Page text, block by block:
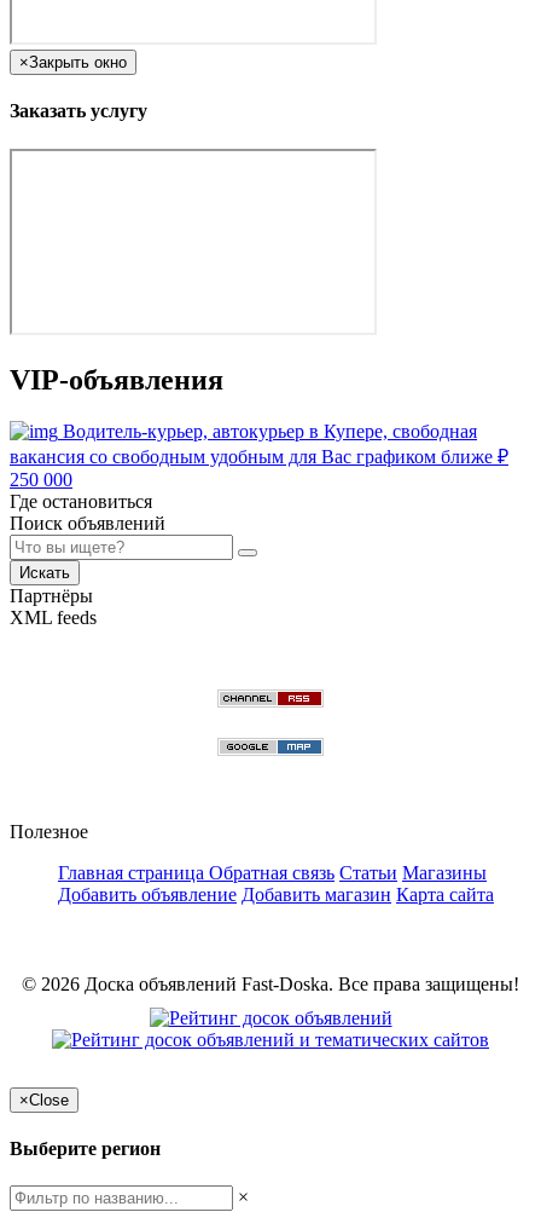
×Закрыть окно
Заказать услугу
VIP-объявления
Водитель-курьер, автокурьер в Купере, свободная
вакансия со свободным удобным для Вас графиком ближе ₽
250 000
Где остановиться
Поиск объявлений
Искать
Партнёры
XML feeds
Полезное
Главная страница Обратная связь Статьи Магазины
Добавить объявление Добавить магазин Карта сайта
© 2026 Доска объявлений Fast-Doska. Все права защищены!
×Close
Выберите регион
×